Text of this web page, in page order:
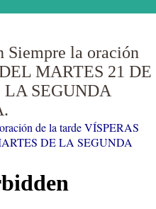
Siempre la oración
MARTES 21 DE
SEGUNDA
de la tarde VÍSPERAS
DE LA SEGUNDA